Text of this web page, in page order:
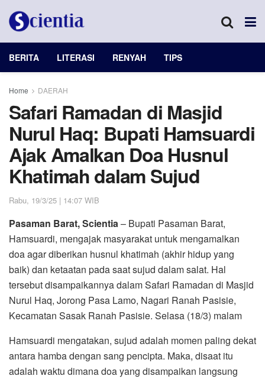
BERITA LITERASI RENYAH TIPS
Home DAERAH
Safari Ramadan di Masjid
Nurul Haq: Bupati Hamsuardi
Ajak Amalkan Doa Husnul
Khatimah dalam Sujud
Rabu, 19/3/25 | 14:07 WIB
Pasaman Barat, Scientia– Bupati Pasaman Barat,
Hamsuardi, mengajak masyarakat untuk mengamalkan
doa agar diberikan husnul khatimah (akhir hidup yang
baik) dan ketaatan pada saat sujud dalam salat. Hal
tersebut disampaikannya dalam Safari Ramadan di Masjid
Nurul Haq, Jorong Pasa Lamo, Nagari Ranah Pasisie,
Kecamatan Sasak Ranah Pasisie. Selasa (18/3) malam
Hamsuardi mengatakan, sujud adalah momen paling dekat
antara hamba dengan sang pencipta. Maka, disaat itu
adalah waktu dimana doa yang disampaikan langsung